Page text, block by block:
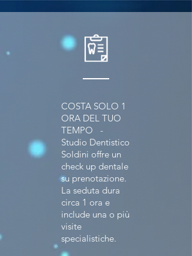
COSTA SOLO 1
ORA DEL TUO
TEMPO -
Studio Dentistico
Soldini offre un
check up dentale
su prenotazione.
La seduta dura
circa 1 ora e
include una o più
visite
specialistiche.